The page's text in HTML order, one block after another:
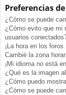
Preferencias
¿Cómo se puede
¿Cómo evito que mi
usuarios
¡La hora en los
Cambié la zona
¡Mi idioma no está
¿Qué es la imagen
¿Cómo puedo
¿Cómo se puede